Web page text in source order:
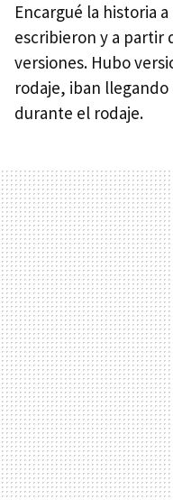
Encargué la historia
escribieron y a partir
versiones. Hubo
rodaje, iban
durante el rodaje.